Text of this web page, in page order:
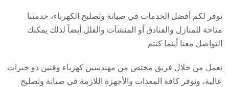
نوفر لكم أفضل الخدمات في صيانة وتصليح الكهرباء، خدمتنا
متاحة للمنازل والفنادق أو المنشآت والفلل أيضاً لذلك يمكنك
التواصل معنا أينما كنتم
نعمل من خلال فريق مختص من مهندسين كهرباء وفنين ذو خبرات
عالية، ونوفر كافة المعدات والأجهزة اللازمة في صيانة وتصليح